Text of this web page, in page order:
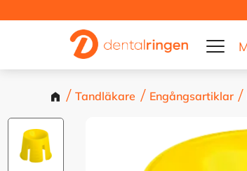
Tandläkare Engångsartiklar